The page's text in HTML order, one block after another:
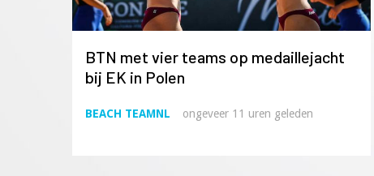
BTN met vier teams op medaillejacht
bij EK in Polen
BEACH TEAMNL ongeveer 11 uren geleden